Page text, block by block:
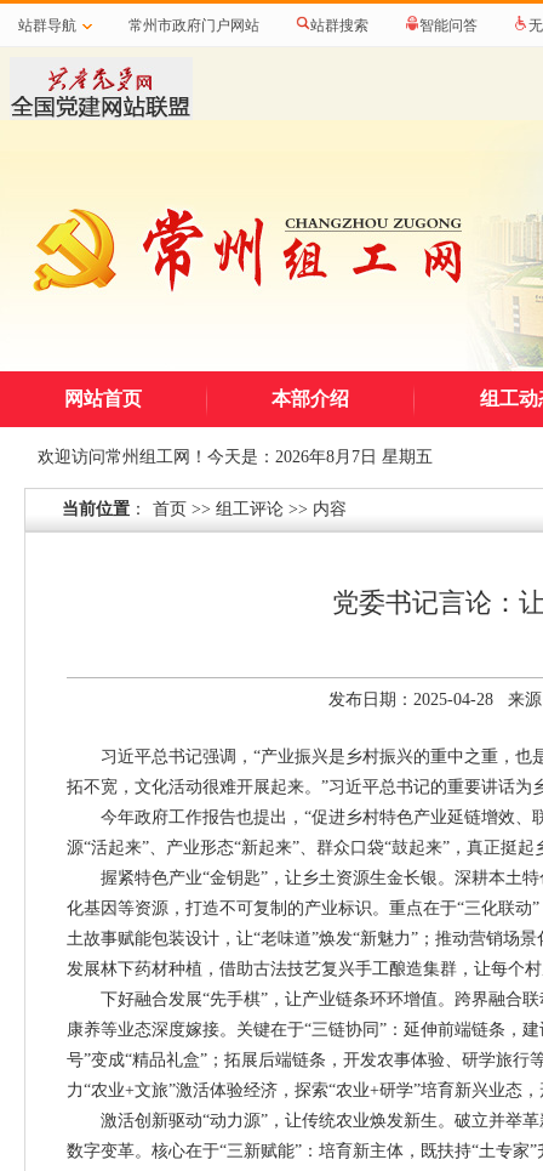
站群导航 常州市政府门户网站 站群搜索 智能问答
网站首页 本部介绍 组工动
欢迎访问常州组工网！今天是：2026年8月7日 星期五
当前位置 ： 首页 >> 组工评论 >> 内容
党委书记言论：
发布日期：2025-04-28 来
习近平总书记强调，“产业振兴是乡村振兴的重中之重，也
拓不宽，文化活动很难开展起来。”习近平总书记的重要讲话为
今年政府工作报告也提出，“促进乡村特色产业延链增效、
源“活起来”、产业形态“新起来”、群众口袋“鼓起来”，真正挺起
握紧特色产业“金钥匙”，让乡土资源生金长银。深耕本土特
化基因等资源，打造不可复制的产业标识。重点在于“三化联
土故事赋能包装设计，让“老味道”焕发“新魅力”；推动营销场
发展林下药材种植，借助古法技艺复兴手工酿造集群，让每个
下好融合发展“先手棋”，让产业链条环环增值。跨界融合联
康养等业态深度嫁接。关键在于“三链协同”：延伸前端链条，
号”变成“精品礼盒”；拓展后端链条，开发农事体验、研学旅
力“农业+文旅”激活体验经济，探索“农业+研学”培育新兴业态
激活创新驱动“动力源”，让传统农业焕发新生。破立并举革
数字变革。核心在于“三新赋能”：培育新主体，既扶持“土专